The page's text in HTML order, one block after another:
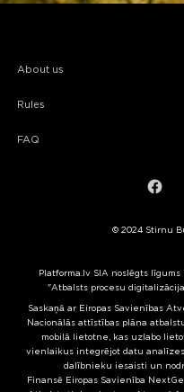
About us
Rules
FAQ
© 2024 Stirnu
Platforma.lv SIA noslēgts līgums
"Atbalsts procesu
Saskaņā ar Eiropas Savienības
Nacionālās attīstības plāna
mobilā lietotne, kas uzlabo
vienlaikus integrējot datu
dalībnieku iesaisti un
Finansē Eiropas Savienība